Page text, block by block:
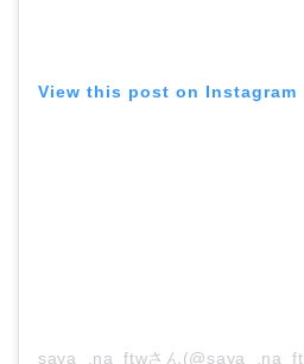
View this post on Instagram
saya_.na_ftwさん